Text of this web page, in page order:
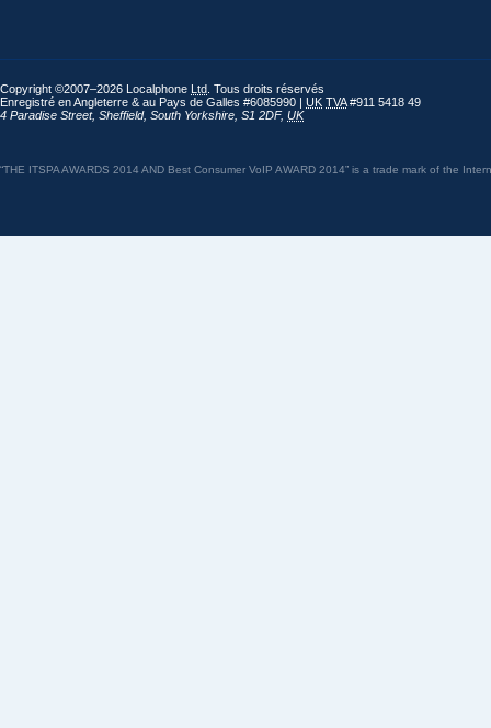
Copyright ©2007–2026 Localphone Ltd . Tous droits réservés
Enregistré en Angleterre & au Pays de Galles #6085990 | UK TVA#911 5418 49
4 Paradise Street, Sheffield, South Yorkshire S1 2DF, UK
“THE ITSPA AWARDS 2014 AND Best Consumer VoIP AWARD 2014” is a trade mark of the